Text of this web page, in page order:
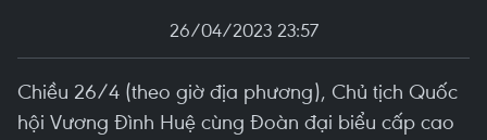
26/04/2023 23:57
Chiều 26/4 (theo giờ địa phương), Chủ tịch Quốc
hội Vương Đình Huệ cùng Đoàn đại biểu cấp cao